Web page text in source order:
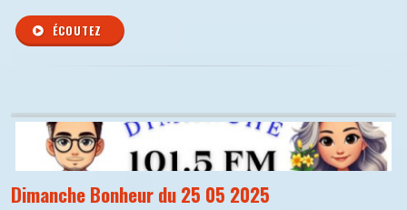
ÉCOUTEZ
Dimanche Bonheur du 25 05 2025